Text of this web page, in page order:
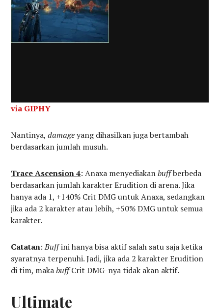
via GIPHY
Nantinya,damageyang dihasilkan juga bertambah
berdasarkan jumlah musuh.
Trace Ascension 4: Anaxa menyediakanbuffberbeda
berdasarkan jumlah karakter Erudition di arena. Jika
hanya ada 1, +140% Crit DMG untuk Anaxa, sedangkan
jika ada 2 karakter atau lebih, +50% DMG untuk semua
karakter.
Catatan:Buffini hanya bisa aktif salah satu saja ketika
syaratnya terpenuhi. Jadi, jika ada 2 karakter Erudition
di tim, makabuffCrit DMG-nya tidak akan aktif.
Ultimate